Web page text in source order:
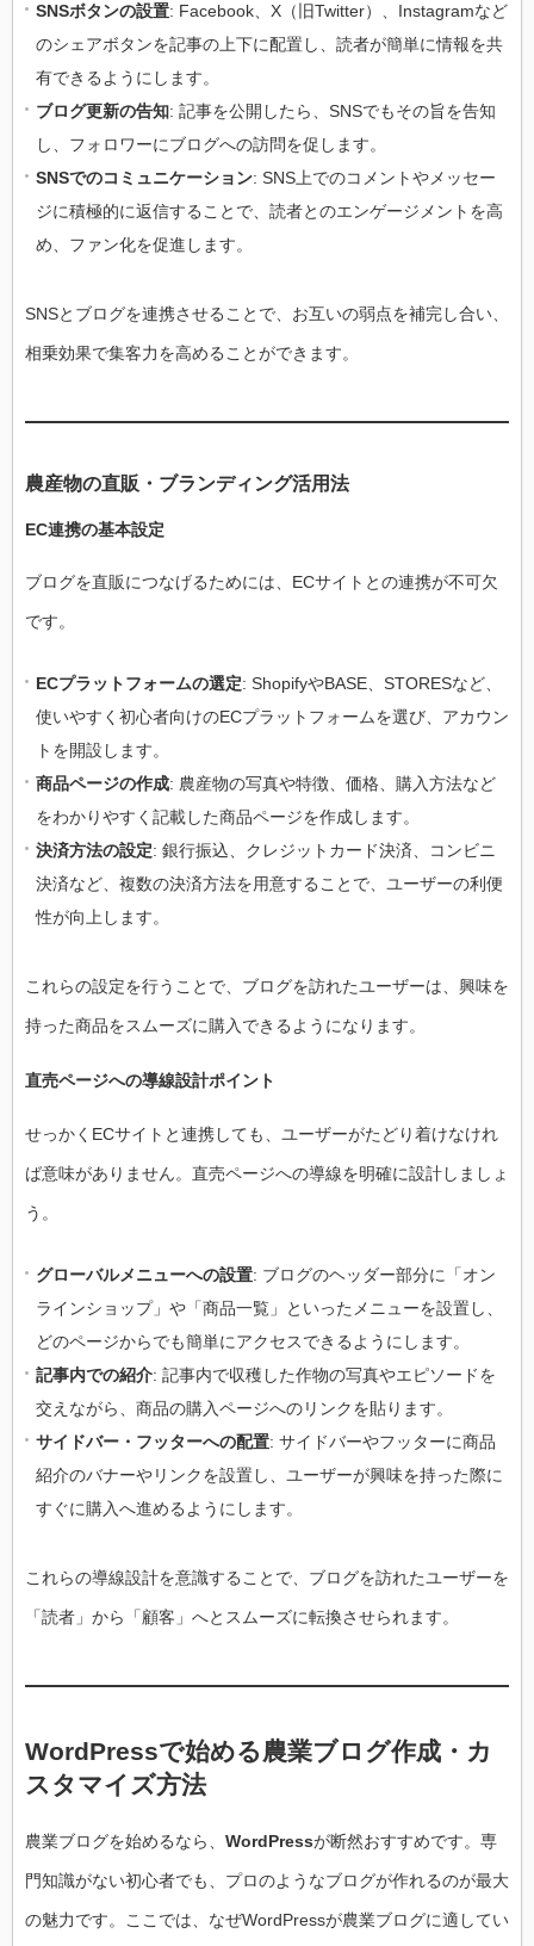
SNSボタンの設置: Facebook、X（旧Twitter）、Instagramなど
のシェアボタンを記事の上下に配置し、読者が簡単に情報を共
有できるようにします。
ブログ更新の告知: 記事を公開したら、SNSでもその旨を告知
し、フォロワーにブログへの訪問を促します。
SNSでのコミュニケーション: SNS上でのコメントやメッセー
ジに積極的に返信することで、読者とのエンゲージメントを高
め、ファン化を促進します。
SNSとブログを連携させることで、お互いの弱点を補完し合い、
相乗効果で集客力を高めることができます。
農産物の直販・ブランディング活用法
EC連携の基本設定
ブログを直販につなげるためには、ECサイトとの連携が不可欠
です。
ECプラットフォームの選定: ShopifyやBASE、STORESなど、
使いやすく初心者向けのECプラットフォームを選び、アカウン
トを開設します。
商品ページの作成: 農産物の写真や特徴、価格、購入方法など
をわかりやすく記載した商品ページを作成します。
決済方法の設定: 銀行振込、クレジットカード決済、コンビニ
決済など、複数の決済方法を用意することで、ユーザーの利便
性が向上します。
これらの設定を行うことで、ブログを訪れたユーザーは、興味を
持った商品をスムーズに購入できるようになります。
直売ページへの導線設計ポイント
せっかくECサイトと連携しても、ユーザーがたどり着けなけれ
ば意味がありません。直売ページへの導線を明確に設計しましょ
う。
グローバルメニューへの設置: ブログのヘッダー部分に「オン
ラインショップ」や「商品一覧」といったメニューを設置し、
どのページからでも簡単にアクセスできるようにします。
記事内での紹介: 記事内で収穫した作物の写真やエピソードを
交えながら、商品の購入ページへのリンクを貼ります。
サイドバー・フッターへの配置: サイドバーやフッターに商品
紹介のバナーやリンクを設置し、ユーザーが興味を持った際に
すぐに購入へ進めるようにします。
これらの導線設計を意識することで、ブログを訪れたユーザーを
「読者」から「顧客」へとスムーズに転換させられます。
WordPressで始める農業ブログ作成・カ
スタマイズ方法
農業ブログを始めるなら、 WordPressが断然おすすめです。専
門知識がない初心者でも、プロのようなブログが作れるのが最大
の魅力です。ここでは、なぜWordPressが農業ブログに適してい